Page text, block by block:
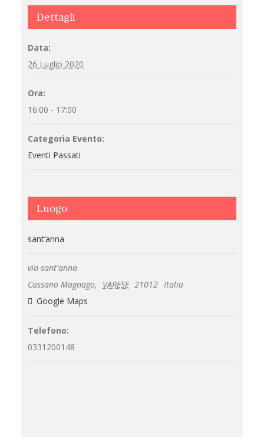
Dettagli
Data:
26 Luglio 2020
Ora:
16:00 - 17:00
Categoria Evento:
Eventi Passati
Luogo
sant’anna
via sant'anna
Cassano Magnago, VARESE 21012 Italia
Google Maps
Telefono:
0331200148